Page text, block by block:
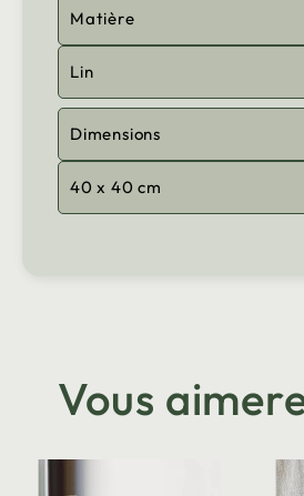
Matière
Lin
Dimensions
40 x 40 cm
Vous